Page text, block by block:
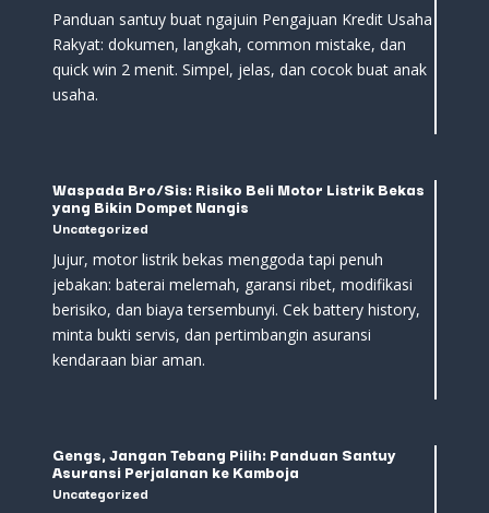
Panduan santuy buat ngajuin Pengajuan Kredit Usaha
Rakyat: dokumen, langkah, common mistake, dan
quick win 2 menit. Simpel, jelas, dan cocok buat anak
usaha.
Waspada Bro/Sis: Risiko Beli Motor Listrik Bekas
yang Bikin Dompet Nangis
Uncategorized
Jujur, motor listrik bekas menggoda tapi penuh
jebakan: baterai melemah, garansi ribet, modifikasi
berisiko, dan biaya tersembunyi. Cek battery history,
minta bukti servis, dan pertimbangin asuransi
kendaraan biar aman.
Gengs, Jangan Tebang Pilih: Panduan Santuy
Asuransi Perjalanan ke Kamboja
Uncategorized